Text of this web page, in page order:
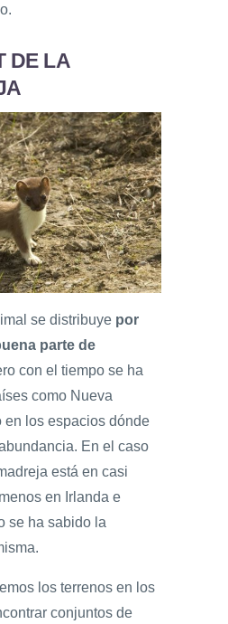
DE LA
se distribuye por
parte de
con el tiempo se ha
como Nueva
los espacios dónde
En el caso
está en casi
en Irlanda e
se ha sabido la
los terrenos en los
conjuntos de